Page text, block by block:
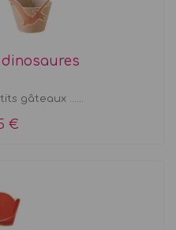
gâteaux ......
€